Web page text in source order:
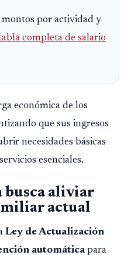
montos por actividad y
completa de salario
económica de los
que sus ingresos
necesidades básicas
esenciales.
aliviar
actual
Ley de Actualización
automáticapara